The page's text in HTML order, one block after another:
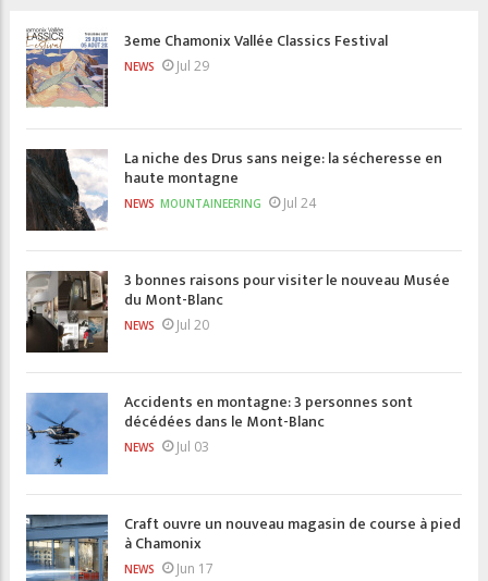
3eme Chamonix Vallée Classics Festival
NEWS Jul 29
La niche des Drus sans neige: la sécheresse en
haute montagne
NEWS MOUNTAINEERING Jul 24
3 bonnes raisons pour visiter le nouveau Musée
du Mont-Blanc
NEWS Jul 20
Accidents en montagne: 3 personnes sont
décédées dans le Mont-Blanc
NEWS Jul 03
Craft ouvre un nouveau magasin de course à pied
à Chamonix
NEWS Jun 17